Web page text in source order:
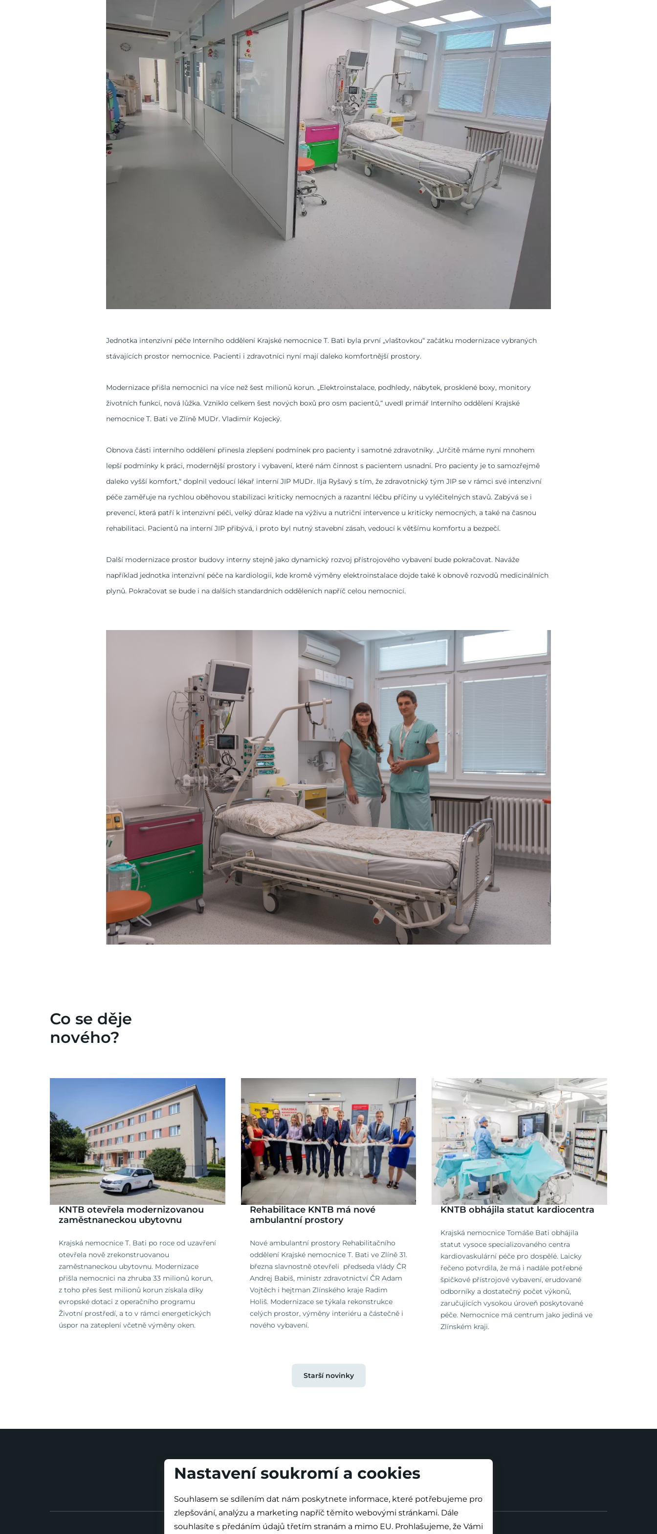
✅ Zaměstnanecká ubytovna
Přístavba pro kardiocentrum
Demolice budov 16, 17
Modernizace a přístavba urgentního
Přístavba budovy chirurgie
Lůžkové stanice interny
Adaptace budovy bývalé porodnice
Jednotka intenzivní péče Interního oddělení Krajské nemocnice T. Bati byla první „vlaštovkou“ začátku modernizace vybraných
stávajících prostor nemocnice. Pacienti i zdravotníci nyní mají daleko komfortnější prostory.
Modernizace přišla nemocnici na více než šest milionů korun. „Elektroinstalace, podhledy, nábytek, prosklené boxy, monitory
životních funkcí, nová lůžka. Vzniklo celkem šest nových boxů pro osm pacientů,“ uvedl primář Interního oddělení Krajské
nemocnice T. Bati ve Zlíně MUDr. Vladimír Kojecký.
Obnova části interního oddělení přinesla zlepšení podmínek pro pacienty i samotné zdravotníky. „Určitě máme nyní mnohem
lepší podmínky k práci, modernější prostory i vybavení, které nám činnost s pacientem usnadní. Pro pacienty je to samozřejmě
daleko vyšší komfort,“ doplnil vedoucí lékař interní JIP MUDr. Ilja Ryšavý s tím, že zdravotnický tým JIP se v rámci své intenzivní
péče zaměřuje na rychlou oběhovou stabilizaci kriticky nemocných a razantní léčbu příčiny u vyléčitelných stavů. Zabývá se i
prevencí, která patří k intenzivní péči, velký důraz klade na výživu a nutriční intervence u kriticky nemocných, a také na časnou
rehabilitaci. Pacientů na interní JIP přibývá, i proto byl nutný stavební zásah, vedoucí k většímu komfortu a bezpečí.
Další modernizace prostor budovy interny stejně jako dynamický rozvoj přístrojového vybavení bude pokračovat. Naváže
například jednotka intenzivní péče na kardiologii, kde kromě výměny elektroinstalace dojde také k obnově rozvodů medicinálních
plynů. Pokračovat se bude i na dalších standardních odděleních napříč celou nemocnicí.
Co se děje
nového?
KNTB otevřela modernizovanou
zaměstnaneckou ubytovnu
Krajská nemocnice T. Bati po roce od uzavření
otevřela nově zrekonstruovanou
zaměstnaneckou ubytovnu. Modernizace
přišla nemocnici na zhruba 33 milionů korun,
z toho přes šest milionů korun získala díky
evropské dotaci z operačního programu
Životní prostředí, a to v rámci energetických
úspor na zateplení včetně výměny oken.
Rehabilitace KNTB má nové
ambulantní prostory
Nové ambulantní prostory Rehabilitačního
oddělení Krajské nemocnice T. Bati ve Zlíně 31.
března slavnostně otevřeli předseda vlády ČR
Andrej Babiš, ministr zdravotnictví ČR Adam
Vojtěch i hejtman Zlínského kraje Radim
Holiš. Modernizace se týkala rekonstrukce
celých prostor, výměny interiéru a částečně i
nového vybavení.
KNTB obhájila statut kardiocentra
Krajská nemocnice Tomáše Bati obhájila
statut vysoce specializovaného centra
kardiovaskulární péče pro dospělé. Laicky
řečeno potvrdila, že má i nadále potřebné
špičkové přístrojové vybavení, erudované
odborníky a dostatečný počet výkonů,
zaručujících vysokou úroveň poskytované
péče. Nemocnice má centrum jako jediná ve
Zlínském kraji.
Starší novinky
Nastavení soukromí a cookies
Souhlasem se sdílením dat nám poskytnete informace, které potřebujeme pro
zlepšování, analýzu a marketing napříč těmito webovými stránkami. Dále
souhlasíte s předáním údajů třetím stranám a mimo EU. Prohlašujeme, že Vámi